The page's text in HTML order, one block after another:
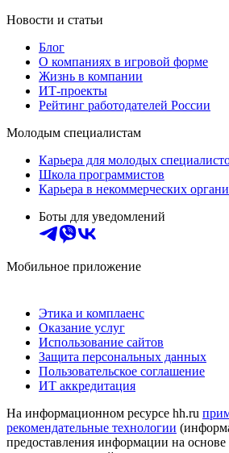
Новости и статьи
Блог
О компаниях в игровой форме
Жизнь в компании
ИТ-проекты
Рейтинг работодателей России
Молодым специалистам
Карьера для молодых
Школа программистов
Карьера в некоммерческих
Боты для уведомлений
Мобильное приложение
Этика и комплаенс
Оказание услуг
Использование сайтов
Защита персональных данных
Пользовательское соглашение
ИТ аккредитация
На информационном ресурсе hh.ru
рекомендательные технологии
предоставления информации на основе